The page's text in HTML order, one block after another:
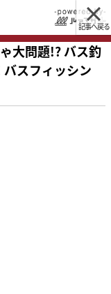
記事へ戻る
大問題!? バス釣
スフィッシン